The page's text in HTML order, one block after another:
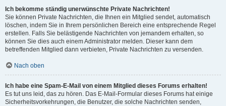
Ich bekomme ständig unerwünschte Private Nachrichten!
Sie können Private Nachrichten, die Ihnen ein Mitglied sendet, automatisch
löschen, indem Sie in Ihrem persönlichen Bereich eine entsprechende Regel
erstellen. Falls Sie belästigende Nachrichten von jemandem erhalten, so
können Sie dies auch einem Administrator melden. Dieser kann dem
betreffenden Mitglied dann verbieten, Private Nachrichten zu versenden.
Nach oben
Ich habe eine Spam-E-Mail von einem Mitglied dieses Forums erhalten!
Es tut uns leid, das zu hören. Das E-Mail-Formular dieses Forums hat einige
Sicherheitsvorkehrungen, die Benutzer, die solche Nachrichten senden,